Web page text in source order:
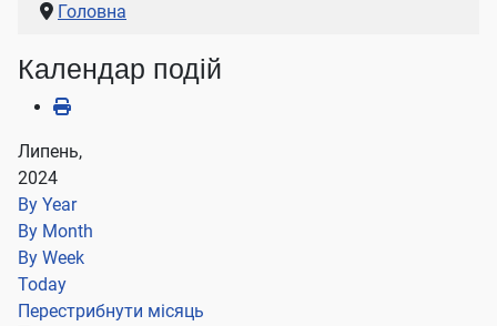
Головна
Календар подій
Липень,
2024
By Year
By Month
By Week
Today
Перестрибнути місяць